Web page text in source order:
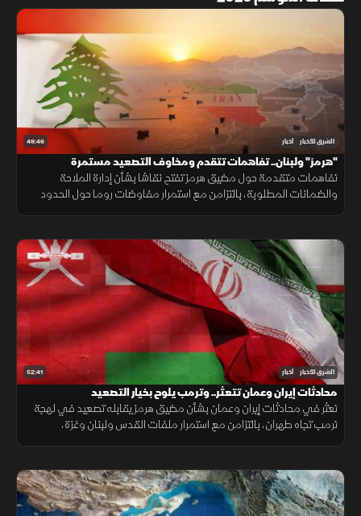
49:46 الشرق للأخبار أخبار
"هرمز" ولبنان.. تفاهمات تتقدم ومخاوف التصعيد مستمرة
تفاهمات متقدمة حول مضيق هرمز تفتح نقاشا بشأن إدارة الملاحة
والضمانات المطلوبة، بالتزامن مع استمرار مفاوضات روما حول الحدود
52:41 الشرق للأخبار أخبار
محادثات إيران وعمان تتعثر.. وترمب يلوح بخيار التصعيد
تعثر في محادثات إيران وعمان بشأن مضيق هرمز يقابله تصعيد في لهجة
ترمب تجاه طهران، بالتزامن مع استمرار ملفات القدس ولبنان وغزة،